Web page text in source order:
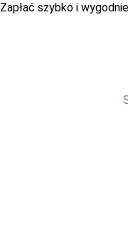
Zapłać szybko i